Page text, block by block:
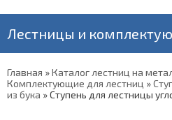
Лестницы и
Главная »Каталог лестниц на
Комплектующие для лестниц »
из бука »Ступень для лестницы